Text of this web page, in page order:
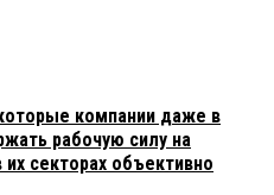
компании даже в
рабочую силу на
их секторах объективно